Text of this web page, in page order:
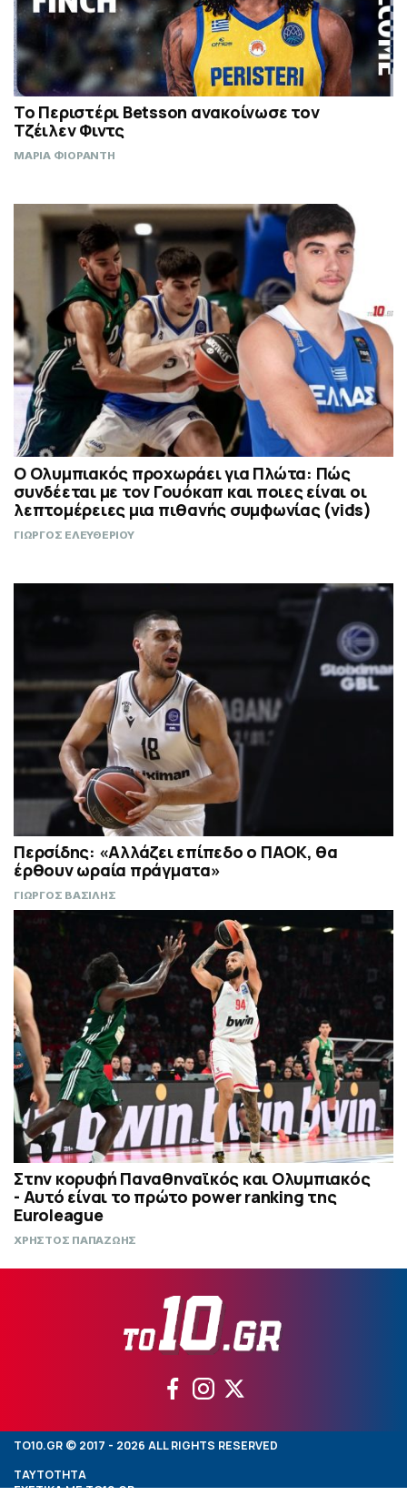
Το Περιστέρι Betsson ανακοίνωσε τον
Τζέιλεν Φιντς
ΜΑΡΙΑ ΦΙΟΡΑΝΤΗ
Ο Ολυμπιακός προχωράει για Πλώτα: Πώς
συνδέεται με τον Γουόκαπ και ποιες είναι οι
λεπτομέρειες μια πιθανής συμφωνίας (vids)
ΓΙΩΡΓΟΣ ΕΛΕΥΘΕΡΙΟΥ
Περσίδης: «Αλλάζει επίπεδο ο ΠΑΟΚ, θα
έρθουν ωραία πράγματα»
ΓΙΩΡΓΟΣ ΒΑΣΙΛΗΣ
Στην κορυφή Παναθηναϊκός και Ολυμπιακός
- Αυτό είναι το πρώτο power ranking της
Euroleague
ΧΡΗΣΤΟΣ ΠΑΠΑΖΩΗΣ
TO10.GR © 2017 - 2026 ALL RIGHTS RESERVED
ΤΑΥΤΟΤΗΤΑ
ΣΧΕΤΙΚΑ ΜΕ TO10.GR